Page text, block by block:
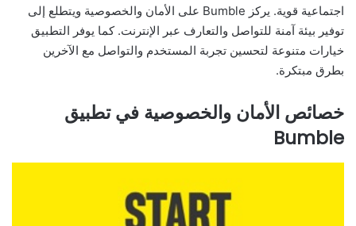
اجتماعية قوية. يركز Bumble على الأمان والخصوصية ويتطلع إلى
توفير بيئة آمنة للتواصل والتعارف عبر الإنترنت. كما يوفر التطبيق
خيارات متنوعة لتحسين تجربة المستخدم والتواصل مع الآخرين
بطرق مبتكرة.
خصائص الأمان والخصوصية في تطبيق
Bumble